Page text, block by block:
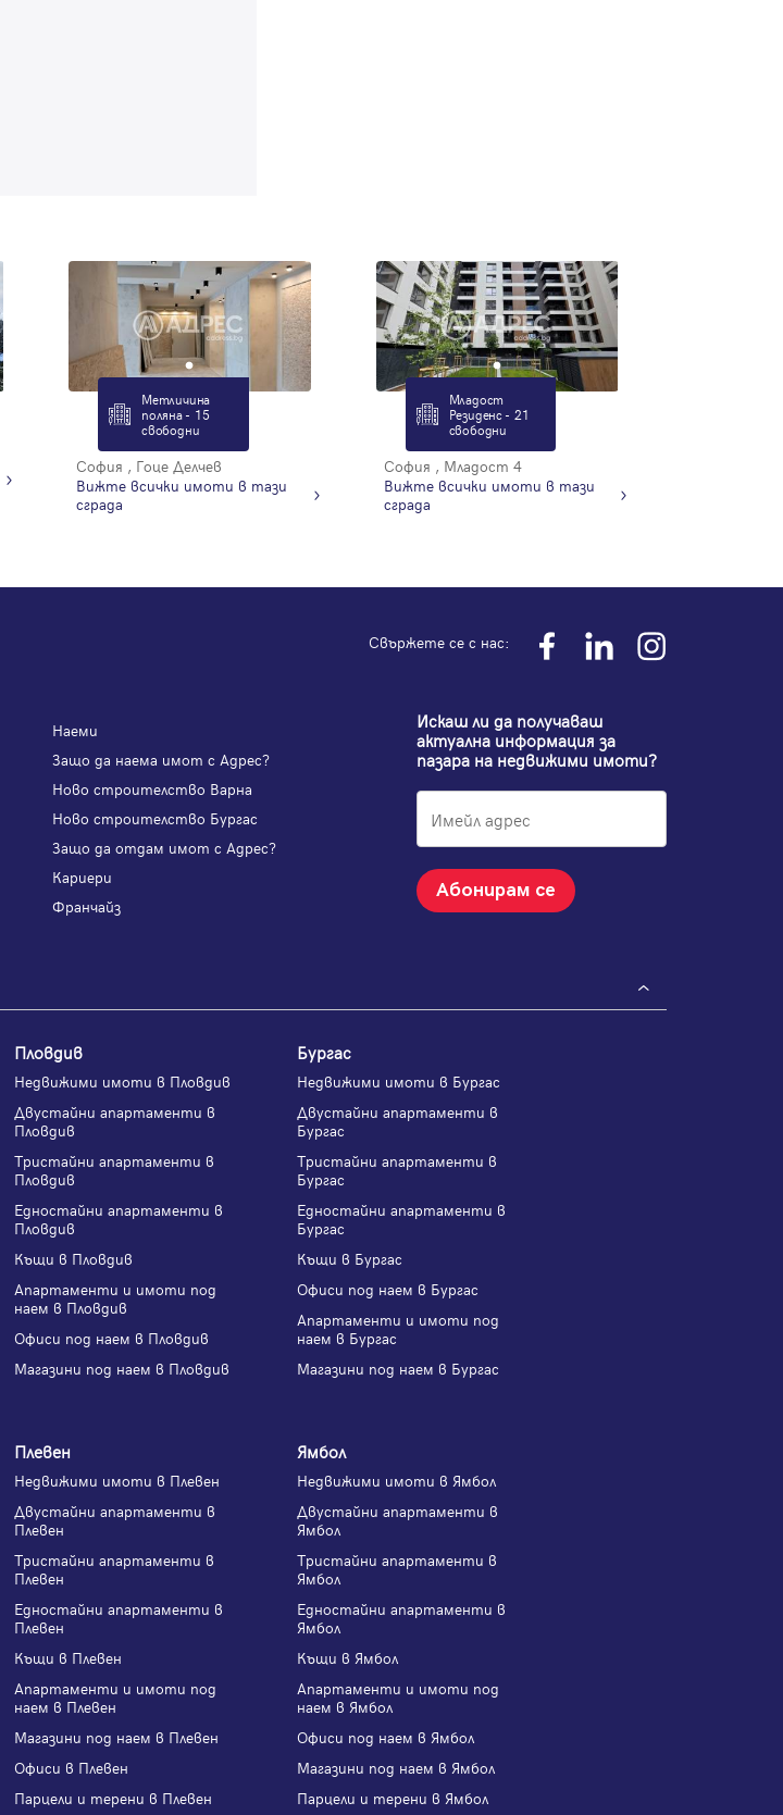
Метличина
поляна - 15
свободни
София , Гоце Делчев
Вижте всички имоти в тази
сграда
Младост
Резиденс - 21
свободни
София , Младост 4
Вижте всички имоти в тази
сграда
Свържете се с нас:
Наеми
Защо да наема имот с Адрес?
Ново строителство Варна
Ново строителство Бургас
Защо да отдам имот с Адрес?
Кариери
Франчайз
Искаш ли да получаваш
актуална информация за
пазара на недвижими имоти?
Абонирам се
Пловдив
Недвижими имоти в Пловдив
Двустайни апартаменти в
Пловдив
Тристайни апартаменти в
Пловдив
Едностайни апартаменти в
Пловдив
Къщи в Пловдив
Апартаменти и имоти под
наем в Пловдив
Офиси под наем в Пловдив
Магазини под наем в Пловдив
Бургас
Недвижими имоти в Бургас
Двустайни апартаменти в
Бургас
Тристайни апартаменти в
Бургас
Едностайни апартаменти в
Бургас
Къщи в Бургас
Офиси под наем в Бургас
Апартаменти и имоти под
наем в Бургас
Магазини под наем в Бургас
Плевен
Недвижими имоти в Плевен
Двустайни апартаменти в
Плевен
Тристайни апартаменти в
Плевен
Едностайни апартаменти в
Плевен
Къщи в Плевен
Апартаменти и имоти под
наем в Плевен
Магазини под наем в Плевен
Офиси в Плевен
Парцели и терени в Плевен
Ямбол
Недвижими имоти в Ямбол
Двустайни апартаменти в
Ямбол
Тристайни апартаменти в
Ямбол
Едностайни апартаменти в
Ямбол
Къщи в Ямбол
Апартаменти и имоти под
наем в Ямбол
Офиси под наем в Ямбол
Магазини под наем в Ямбол
Парцели и терени в Ямбол
Регистрация